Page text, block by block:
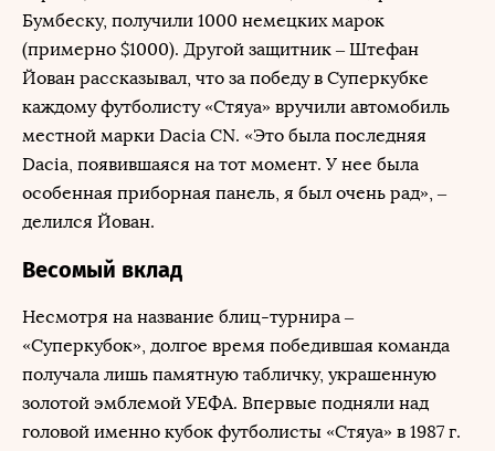
Бумбеску, получили 1000 немецких марок
(примерно $1000). Другой защитник – Штефан
Йован рассказывал, что за победу в Суперкубке
каждому футболисту «Стяуа» вручили автомобиль
местной марки Dacia CN. «Это была последняя
Dacia, появившаяся на тот момент. У нее была
особенная приборная панель, я был очень рад», –
делился Йован.
Весомый вклад
Несмотря на название блиц-турнира –
«Суперкубок», долгое время победившая команда
получала лишь памятную табличку, украшенную
золотой эмблемой УЕФА. Впервые подняли над
головой именно кубок футболисты «Стяуа» в 1987 г.